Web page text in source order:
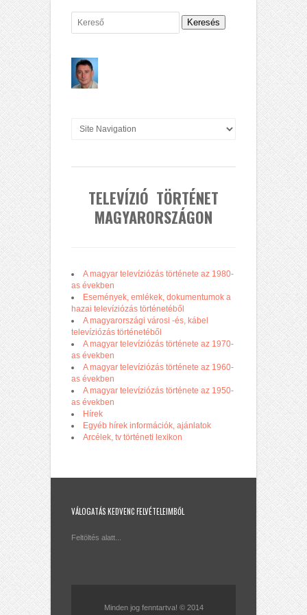
Keresés
TELEVÍZIÓ TÖRTÉNET
MAGYARORSZÁGON
A magyar televíziózás története az 1980-
as években
Események, emlékek, dokumentumok a
hazai televíziózás történetéből
A magyarországi városi -és, kábel
televíziózás történetéből
A magyar televíziózás története az 1970-
as években
A magyar televíziózás története az 1960-
as években
A magyar televíziózás története az 1950-
as években
Hírek
Egyéb hírek információk, ajánlatok
Arcélek, tv történeti lexikon
VÁLOGATÁS KEDVENC FELVÉTELEIMBŐL
Feltöltés alatt...
Minden jog fenntartva! © 2014